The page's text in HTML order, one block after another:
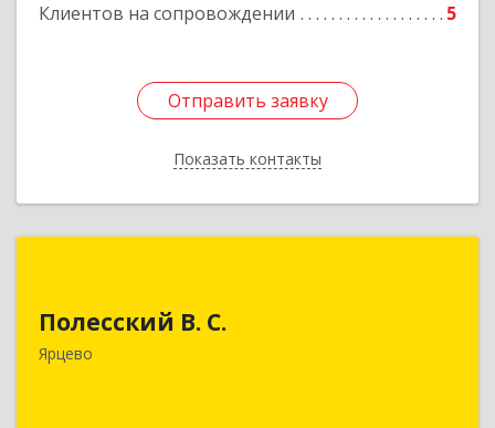
Клиентов на сопровождении 5
Отправить заявку
Показать контакты
Отправить заявку
Назад
Полесский В. С.
Ярцево
215800,Смоленская обл. г. Ярцево,